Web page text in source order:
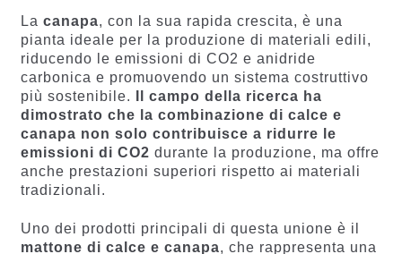
La canapa, con la sua rapida crescita, è una
pianta ideale per la produzione di materiali edili,
riducendo le emissioni di CO2 e anidride
carbonica e promuovendo un sistema costruttivo
più sostenibile. Il campo della ricerca ha
dimostrato che la combinazione di calce e
canapa non solo contribuisce a ridurre le
emissioni di CO2 durante la produzione, ma offre
anche prestazioni superiori rispetto ai materiali
tradizionali.
Uno dei prodotti principali di questa unione è il
mattone di calce e canapa, che rappresenta una